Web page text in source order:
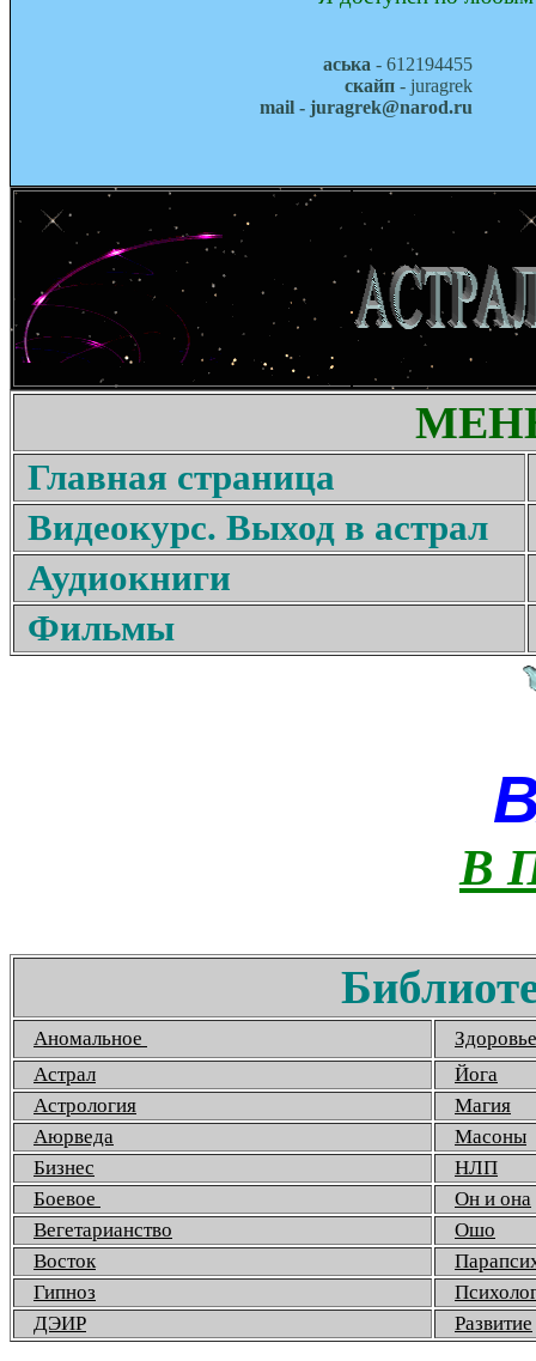
аська - 612194455
скайп - juragrek
mail - juragrek@narod.ru
Главная страница
Видеокурс. Выход в астрал
Аудиокниги
Фильмы
В
Аномальное
Здоровье
Астрал
Йога
Астрология
Магия
Аюрведа
Масоны
Бизнес
НЛП
Боевое
Он и она
Вегетарианство
Ошо
Восток
Гипноз
ДЭИР
Развитие